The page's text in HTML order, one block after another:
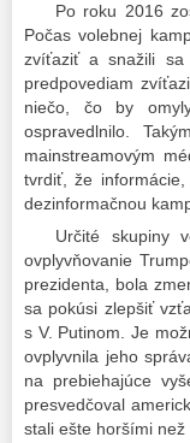
Po roku 2016
Počas volebnej
zvíťaziť a snažili sa
predpovediam
niečo, čo by
ospravedlnilo.
mainstreamovým
tvrdiť, že
dezinformačnou
Určité skupiny
ovplyvňovanie
prezidenta, bola
sa pokúsi zlepšiť
s V. Putinom. Je
ovplyvnila jeho
na prebiehajúce
presvedčoval
stali ešte horšími